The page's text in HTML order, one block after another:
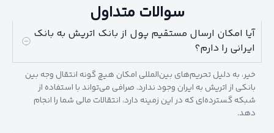
سوالات متداول
آیا امکان ارسال مستقیم پول از بانک اتریش به بانک
ایرانی را دارم؟
خیر، به دلیل تحریم‌های بین‌المللی امکان هیچ گونه انتقال وجه بین
بانکی از اتریش به ایران وجود ندارد. صرافی می‌تواند با استفاده از
شبکه گسترده‌ای که در این زمینه دارد، انتقالات مالی شما را انجام
دهد.